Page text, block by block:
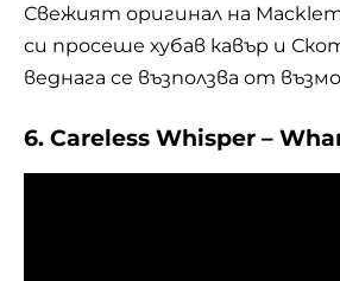
Свежият оригинал на
си просеше хубав кавър и
веднага се възползва от
6. Careless Whisper –